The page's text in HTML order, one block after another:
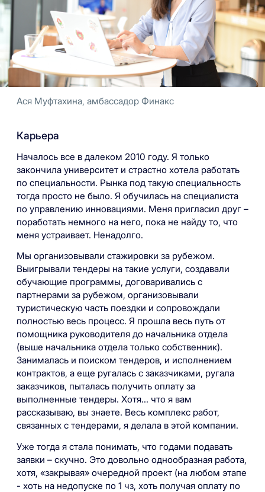
Ася Муфтахина, амбассадор Финакс
Карьера
Началось все в далеком 2010 году. Я только
закончила университет и страстно хотела работать
по специальности. Рынка под такую специальность
тогда просто не было. Я обучилась на специалиста
по управлению инновациями. Меня пригласил друг –
поработать немного на него, пока не найду то, что
меня устраивает. Ненадолго.
Мы организовывали стажировки за рубежом.
Выигрывали тендеры на такие услуги, создавали
обучающие программы, договаривались с
партнерами за рубежом, организовывали
туристическую часть поездки и сопровождали
полностью весь процесс. Я прошла весь путь от
помощника руководителя до начальника отдела
(выше начальника отдела только собственник).
Занималась и поиском тендеров, и исполнением
контрактов, а еще ругалась с заказчиками, ругала
заказчиков, пыталась получить оплату за
выполненные тендеры. Хотя... что я вам
рассказываю, вы знаете. Весь комплекс работ,
связанных с тендерами, я делала в этой компании.
Уже тогда я стала понимать, что годами подавать
заявки – скучно. Это довольно однообразная работа,
хотя, «закрывая» очередной проект (на любом этапе
- хоть на недопуске по 1 чз, хоть получая оплату по